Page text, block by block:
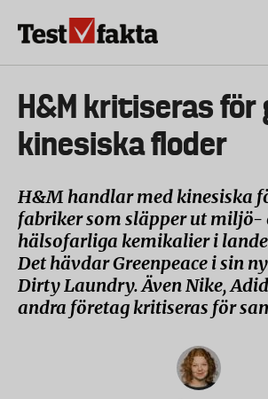
Huvudmeny
ny
H&M kritiseras för
kinesiska floder
H&M handlar med kinesiska
fabriker som släpper ut miljö-
hälsofarliga kemikalier i
Det hävdar Greenpeace i sin
Dirty Laundry. Även Nike,
andra företag kritiseras för